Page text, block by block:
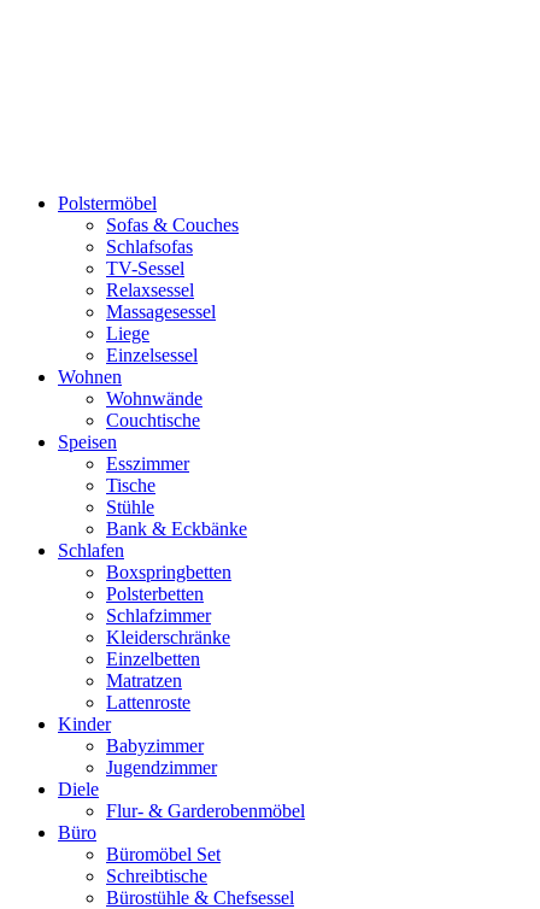
Polstermöbel
Sofas & Couches
Schlafsofas
TV-Sessel
Relaxsessel
Massagesessel
Liege
Einzelsessel
Wohnen
Wohnwände
Couchtische
Speisen
Esszimmer
Tische
Stühle
Bank & Eckbänke
Schlafen
Boxspringbetten
Polsterbetten
Schlafzimmer
Kleiderschränke
Einzelbetten
Matratzen
Lattenroste
Kinder
Babyzimmer
Jugendzimmer
Diele
Flur- & Garderobenmöbel
Büro
Büromöbel Set
Schreibtische
Bürostühle & Chefsessel